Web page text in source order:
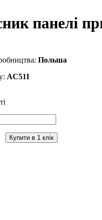
панелі
Польша
AC51I
Купити в 1 клік